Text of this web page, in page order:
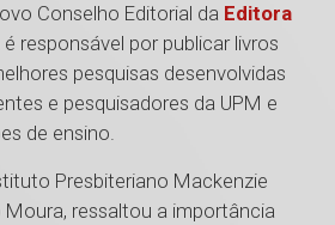
Conselho Editorial da Editora
é responsável por publicar livros
pesquisas desenvolvidas
e pesquisadores da UPM e
de ensino.
Presbiteriano Mackenzie
Moura, ressaltou a importância